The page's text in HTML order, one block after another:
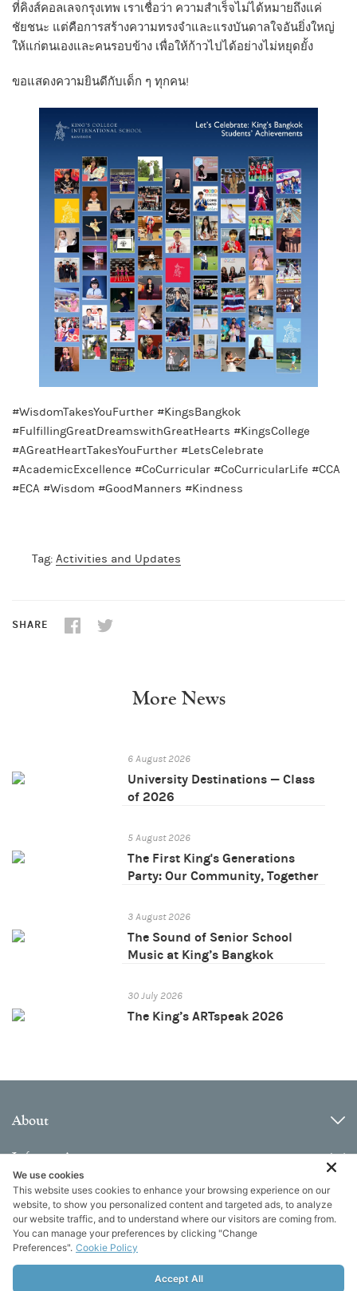
ที่คิงส์คอลเลจกรุงเทพ เราเชื่อว่า ความสำเร็จไม่ได้หมายถึงแค่
ชัยชนะ แต่คือการสร้างความทรงจำและแรงบันดาลใจอันยิ่งใหญ่
ให้แก่ตนเองและคนรอบข้าง เพื่อให้ก้าวไปได้อย่างไม่หยุดยั้ง
ขอแสดงความยินดีกับเด็ก ๆ ทุกคน!
#WisdomTakesYouFurther #KingsBangkok
#FulfillingGreatDreamswithGreatHearts #KingsCollege
#AGreatHeartTakesYouFurther #LetsCelebrate
#AcademicExcellence #CoCurricular #CoCurricularLife #CCA
#ECA #Wisdom #GoodManners #Kindness
Tag: Activities and Updates
SHARE
More News
6 August 2026
University Destinations — Class
of 2026
5 August 2026
The First King's Generations
Party: Our Community, Together
3 August 2026
The Sound of Senior School
Music at King’s Bangkok
30 July 2026
The King’s ARTspeak 2026
About
Information
Contact
We use cookies
This website uses cookies to enhance your browsing experience on our
website, to show you personalized content and targeted ads, to analyze
our website traffic, and to understand where our visitors are coming from.
You can manage your preferences by clicking "Change
Preferences". Cookie Policy
Accept All